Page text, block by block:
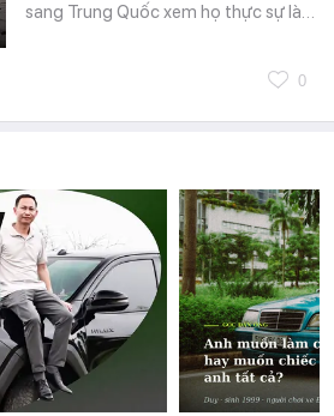
sang Trung Quốc xem họ thực sự là…
0